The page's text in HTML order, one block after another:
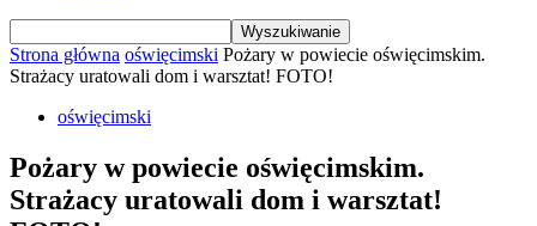
Strona główna oświęcimski Pożary w powiecie oświęcimskim.
Strażacy uratowali dom i warsztat! FOTO!
oświęcimski
Pożary w powiecie oświęcimskim.
Strażacy uratowali dom i warsztat!